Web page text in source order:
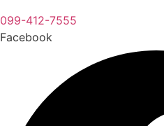
099-412-7555
Facebook